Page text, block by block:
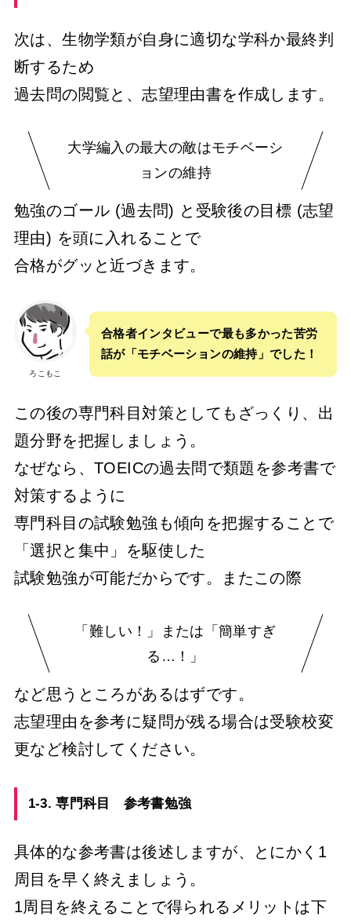
次は、生物学類が自身に適切な学科か最終判
断するため
過去問の閲覧と、志望理由書を作成します。
大学編入の最大の敵はモチベーシ
ョンの維持
勉強のゴール (過去問) と受験後の目標 (志望
理由) を頭に入れることで
合格がグッと近づきます。
ろこもこ
合格者インタビューで最も多かった苦労
話が「モチベーションの維持」でした！
この後の専門科目対策としてもざっくり、出
題分野を把握しましょう。
なぜなら、TOEICの過去問で類題を参考書で
対策するように
専門科目の試験勉強も傾向を把握することで
「選択と集中」を駆使した
試験勉強が可能だからです。またこの際
「難しい！」または「簡単すぎ
る…！」
など思うところがあるはずです。
志望理由を参考に疑問が残る場合は受験校変
更など検討してください。
1-3. 専門科目 参考書勉強
具体的な参考書は後述しますが、とにかく1
周目を早く終えましょう。
1周目を終えることで得られるメリットは下